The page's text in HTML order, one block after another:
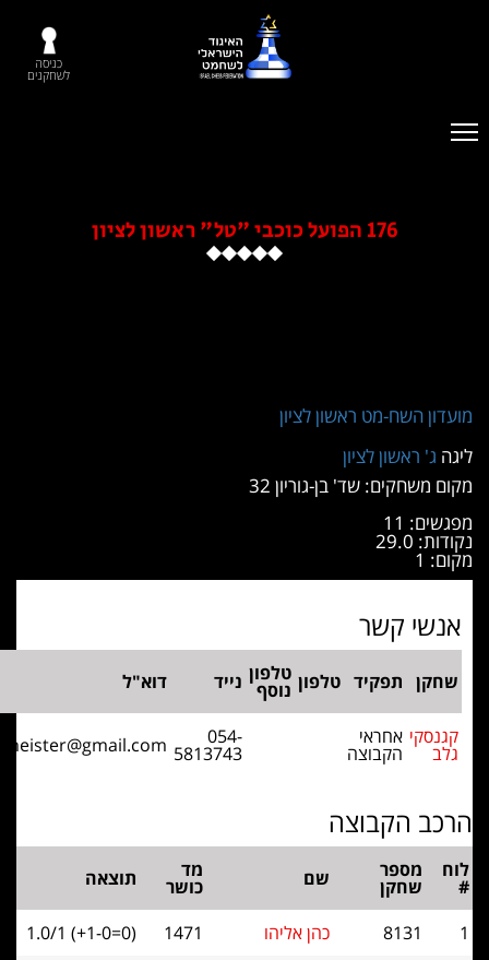
השח-מט ראשון לציון
ג' ראשון לציון
משחקים: שד' בן-גוריון 32
11
29.0
קשר
תפקיד טלפון טלפון
נוסף נייד
אחראי
הקבוצה 5813743
grossmeister@gmail.com
הקבוצה
מספר
שחקן תוצאה
8131 כהן אליהו 1.0/1 (+1-0=0)